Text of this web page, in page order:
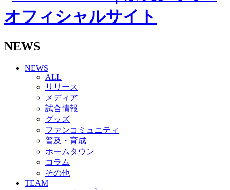
2026/27トップチーム
2026/27トップチームスタッフ
ボランティアチーム「volundeer」
ビクトリーロード
HOMEGAME
観戦ルール＆マナー
ホームゲーム運営管理規定
Jリーグ運営管理規定
写真・動画使用ガイドライン
ロートフィールド奈良
SCHEDULE
2026/27
練習見学時のファンサービスについて
TICKET
NEWS
NEWS
ALL
リリース
メディア
試合情報
グッズ
ファンコミュニティ
普及・育成
ホームタウン
コラム
その他
TEAM